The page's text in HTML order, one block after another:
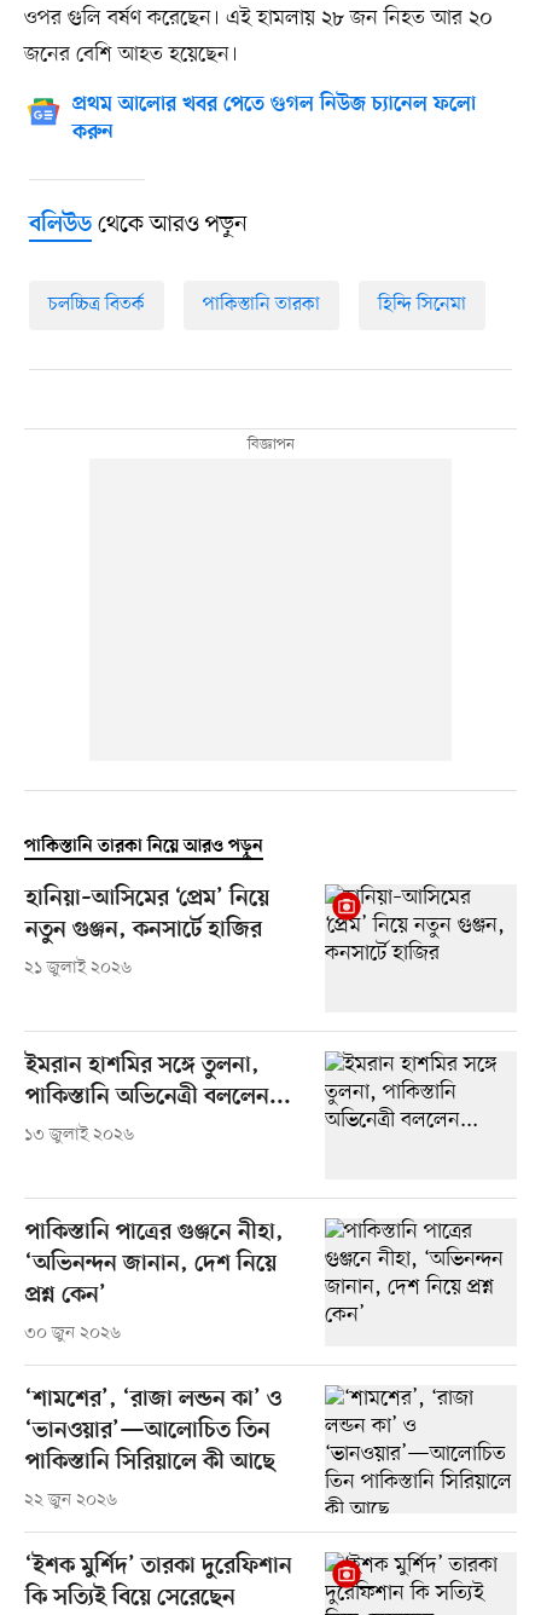
ওপর গুলি বর্ষণ করেছেন। এই হামলায় ২৮ জন নিহত আর ২০
জনের বেশি আহত হয়েছেন।
প্রথম আলোর খবর পেতে গুগল নিউজ চ্যানেল ফলো
করুন
বলিউডথেকে আরও পড়ুন
চলচ্চিত্র বিতর্ক পাকিস্তানি তারকা হিন্দি সিনেমা
পাকিস্তানি তারকা নিয়ে আরও পড়ুন
হানিয়া–আসিমের ‘প্রেম’ নিয়ে
নতুন গুঞ্জন, কনসার্টে হাজির
২১ জুলাই ২০২৬
ইমরান হাশমির সঙ্গে তুলনা,
পাকিস্তানি অভিনেত্রী বললেন...
১৩ জুলাই ২০২৬
পাকিস্তানি পাত্রের গুঞ্জনে নীহা,
‘অভিনন্দন জানান, দেশ নিয়ে
প্রশ্ন কেন’
৩০ জুন ২০২৬
‘শামশের’, ‘রাজা লন্ডন কা’ ও
‘ভানওয়ার’—আলোচিত তিন
পাকিস্তানি সিরিয়ালে কী আছে
২২ জুন ২০২৬
‘ইশক মুর্শিদ’ তারকা দুরেফিশান
কি সত্যিই বিয়ে সেরেছেন